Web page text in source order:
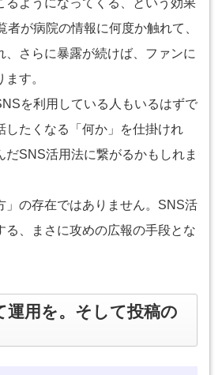
者が病院の情報に何度か触れて、
、さらに暴露が続けば、ファンに
す。
を利用している人もいるはずで
したくなる「何か」を仕掛けれ
だSNS活用法に繋がるかもしれま
」の存在ではありません。SNS活
る、まさに攻めの広報の手段とな
運用を。そして投稿の